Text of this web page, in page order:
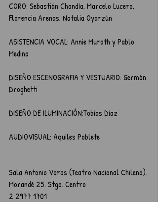
CORO: Sebastián Chandía, Marcelo Lucero,
Florencia Arenas, Natalia Oyarzún
ASISTENCIA VOCAL: Annie Murath y Pablo
Medina
DISEÑO ESCENOGRAFIA Y VESTUARIO: Germán
Droghetti
DISEÑO DE ILUMINACIÓN:Tobías Díaz
AUDIOVISUAL: Aquiles Poblete
Sala Antonio Varas (Teatro Nacional Chileno).
Morandé 25. Stgo. Centro
2 2977 1701